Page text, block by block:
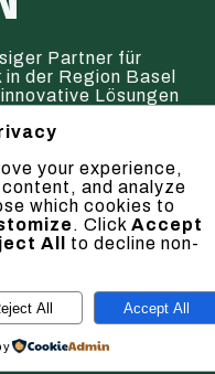
Partner für
der Region Basel
Lösungen
your experience,
and analyze
which cookies to
. Click Accept
All
to decline non-
All Accept All